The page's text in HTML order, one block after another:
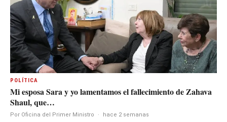
POLÍTICA
Mi esposa Sara y yo lamentamos el fallecimiento de Zahava
Shaul, que…
Por Oficina del Primer Ministro · hace 2 semanas